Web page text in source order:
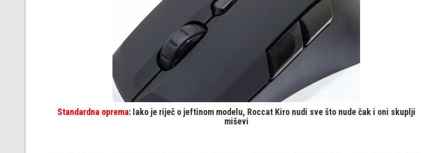
Standardna oprema: Iako je riječ o jeftinom modelu, Roccat Kiro nudi sve što nude čak i oni skuplji
miševi